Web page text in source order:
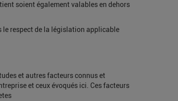
soient également valables en dehors
le respect de la législation applicable
et autres facteurs connus et
et ceux évoqués ici. Ces facteurs